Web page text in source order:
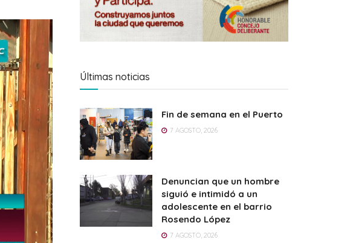
Últimas noticias
Fin de semana en el Puerto
7 AGOSTO, 2026
Denuncian que un hombre
siguió e intimidó a un
adolescente en el barrio
Rosendo López
7 AGOSTO, 2026